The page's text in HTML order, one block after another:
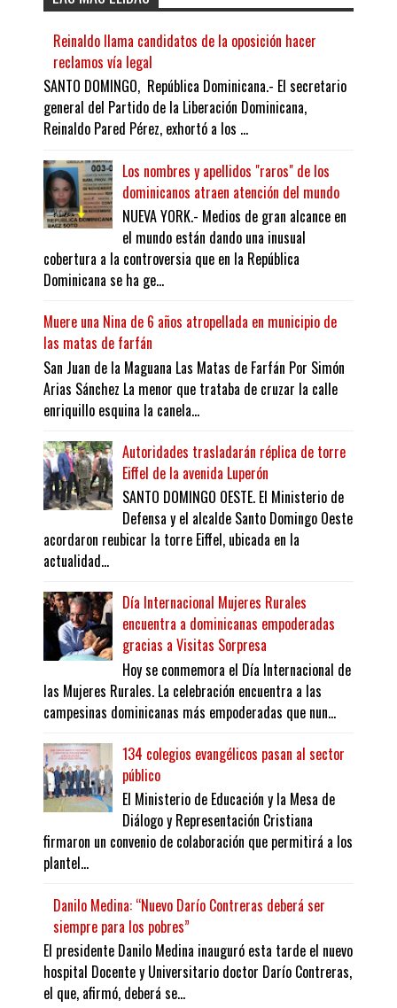
Reinaldo llama candidatos de la oposición hacer
reclamos vía legal
SANTO DOMINGO, República Dominicana.- El secretario
general del Partido de la Liberación Dominicana,
Reinaldo Pared Pérez, exhortó a los ...
Los nombres y apellidos "raros" de los
dominicanos atraen atención del mundo
NUEVA YORK.- Medios de gran alcance en
el mundo están dando una inusual
cobertura a la controversia que en la República
Dominicana se ha ge...
Muere una Nina de 6 años atropellada en municipio de
las matas de farfán
San Juan de la Maguana Las Matas de Farfán Por Simón
Arias Sánchez La menor que trataba de cruzar la calle
enriquillo esquina la canela...
Autoridades trasladarán réplica de torre
Eiffel de la avenida Luperón
SANTO DOMINGO OESTE. El Ministerio de
Defensa y el alcalde Santo Domingo Oeste
acordaron reubicar la torre Eiffel, ubicada en la
actualidad...
Día Internacional Mujeres Rurales
encuentra a dominicanas empoderadas
gracias a Visitas Sorpresa
Hoy se conmemora el Día Internacional de
las Mujeres Rurales. La celebración encuentra a las
campesinas dominicanas más empoderadas que nun...
134 colegios evangélicos pasan al sector
público
El Ministerio de Educación y la Mesa de
Diálogo y Representación Cristiana
firmaron un convenio de colaboración que permitirá a los
plantel...
Danilo Medina: “Nuevo Darío Contreras deberá ser
siempre para los pobres”
El presidente Danilo Medina inauguró esta tarde el nuevo
hospital Docente y Universitario doctor Darío Contreras,
el que, afirmó, deberá se...